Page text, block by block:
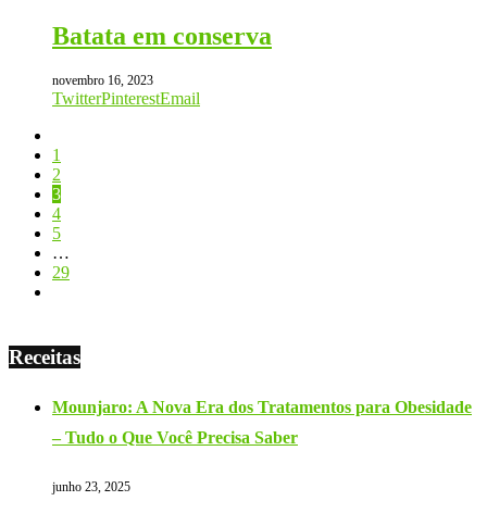
Batata em conserva
novembro 16, 2023
TwitterPinterestEmail
1
2
3
4
5
…
29
Receitas
Mounjaro: A Nova Era dos Tratamentos para Obesidade
– Tudo o Que Você Precisa Saber
junho 23, 2025